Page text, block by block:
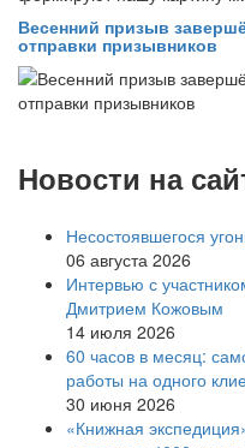
Весенний призыв
отправки призывников
Новости на
Несостоявшегося
06 августа 2026
Интервью с
Дмитрием Кожовым
14 июля 2026
60 часов в месяц:
работы на одного
30 июня 2026
«Книжная